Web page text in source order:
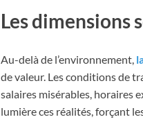
Les dimensions
Au-delà de l’environnement,
de valeur. Les conditions de
salaires misérables, horaires
lumière ces réalités, forçant